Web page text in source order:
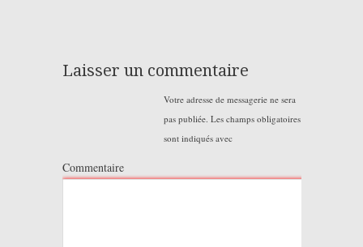
Laisser un commentaire
Votre adresse de messagerie ne sera
pas publiée. Les champs obligatoires
sont indiqués avec
Commentaire